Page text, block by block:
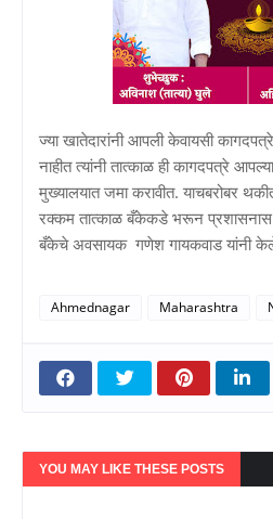
ज्या खातेदारांनी आपली केवायसी
नाहीत त्यांनी तात्काळ ही कागदपत्रे
मुख्यालयात जमा करावीत. याचबरोबर
रक्कम तात्काळ बँकेकडे भरून
बँकेचे अवसायक गणेश गायकवाड यांनी
Ahmednagar Maharashtra
YOU MAY LIKE THESE POSTS